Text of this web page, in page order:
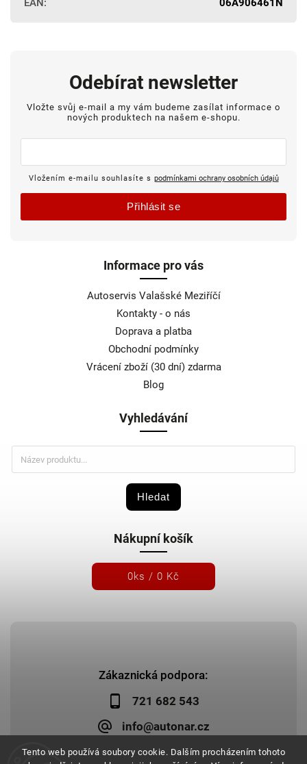
Tento web používá soubory cookie. Dalším procházením tohoto
Zákaznická podpora:
721 682 543
info@autonar.cz
Informace pro vás
Autoservis Valašské Meziříčí
Kontakty - o nás
Doprava a platba
Obchodní podmínky
Vrácení zboží (30 dní) zdarma
Blog
Vyhledávání
Hledat
Nákupní košík
0ks / 0 Kč
Odebírat newsletter
Vložte svůj e-mail a my vám budeme zasílat informace o
nových produktech na našem e-shopu.
Vložením e-mailu souhlasíte s podmínkami ochrany osobních údajů
Přihlásit se